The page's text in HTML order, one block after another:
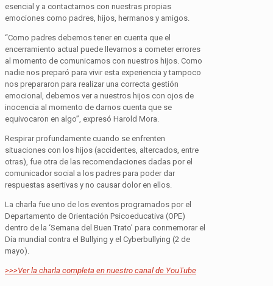
esencial y a contactarnos con nuestras propias
emociones como padres, hijos, hermanos y amigos.
“Como padres debemos tener en cuenta que el
encerramiento actual puede llevarnos a cometer errores
al momento de comunicarnos con nuestros hijos. Como
nadie nos preparó para vivir esta experiencia y tampoco
nos prepararon para realizar una correcta gestión
emocional, debemos ver a nuestros hijos con ojos de
inocencia al momento de darnos cuenta que se
equivocaron en algo”, expresó Harold Mora.
Respirar profundamente cuando se enfrenten
situaciones con los hijos (accidentes, altercados, entre
otras), fue otra de las recomendaciones dadas por el
comunicador social a los padres para poder dar
respuestas asertivas y no causar dolor en ellos.
La charla fue uno de los eventos programados por el
Departamento de Orientación Psicoeducativa (OPE)
dentro de la ‘Semana del Buen Trato’ para conmemorar el
Día mundial contra el Bullying y el Cyberbullying (2 de
mayo).
>>>Ver la charla completa en nuestro canal de YouTube